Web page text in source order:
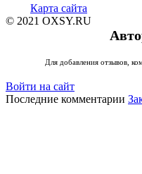
Карта сайта
© 2021 OXSY.RU
Для добавления отзывов,
Войти на сайт
Последние комментарии